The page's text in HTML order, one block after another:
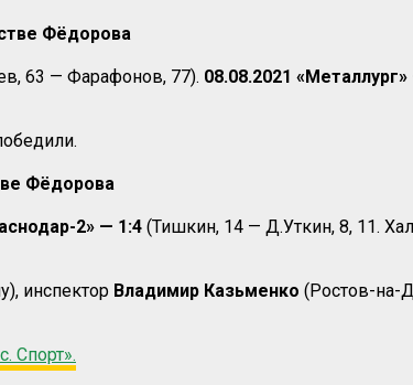
Фёдорова
63 — Фарафонов, 77). 08.08.2021
Фёдорова
2» — 1:4 (Тишкин, 14 — Д.Уткин, 8, 11.
инспектор Владимир Казьменко (Ростов-на-
Спорт».